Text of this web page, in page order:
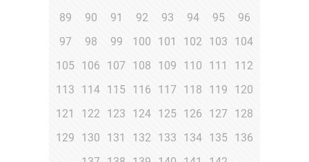
89
90 91 92 93 94 95
96
97
98 99 100 101 102 103
104
105
106 107 108 109 110 111
112
113
114 115 116 117 118 119
120
121
122 123 124 125 126 127
128
129
130 131 132 133 134 135
136